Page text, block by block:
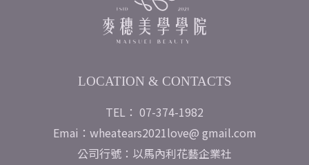
LOCATION & CONTACTS
TEL： 07-374-1982
Emai：wheatears2021love@ gmail.com
公司行號：以馬內利花藝企業社